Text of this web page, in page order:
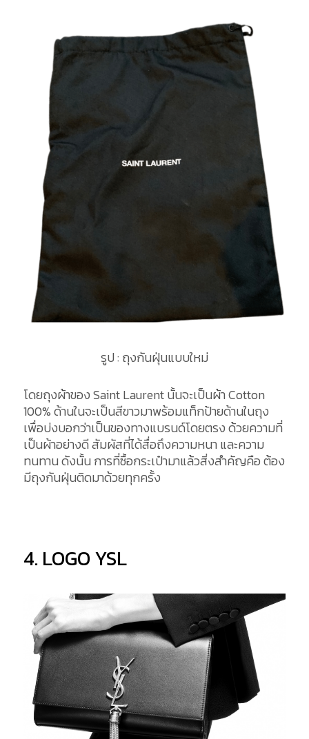
รูป : ถุงกันฝุ่นแบบใหม่
โดยถุงผ้าของ Saint Laurent นั้นจะเป็นผ้า Cotton
100% ด้านในจะเป็นสีขาวมาพร้อมแท็กป้ายด้านในถุง
เพื่อบ่งบอกว่าเป็นของทางแบรนด์โดยตรง ด้วยความที่
เป็นผ้าอย่างดี สัมผัสที่ได้สื่อถึงความหนา และความ
ทนทาน ดังนั้น การที่ซื้อกระเป๋ามาแล้วสิ่งสำคัญคือ ต้อง
มีถุงกันฝุ่นติดมาด้วยทุกครั้ง
4. LOGO YSL